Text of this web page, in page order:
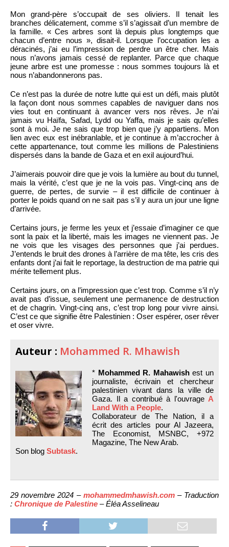
Mon grand-père s’occupait de ses oliviers. Il tenait les
branches délicatement, comme s’il s’agissait d’un membre de
la famille. « Ces arbres sont là depuis plus longtemps que
chacun d’entre nous », disait-il. Lorsque l’occupation les a
déracinés, j’ai eu l’impression de perdre un être cher. Mais
nous n’avons jamais cessé de replanter. Parce que chaque
jeune arbre est une promesse : nous sommes toujours là et
nous n’abandonnerons pas.
Ce n’est pas la durée de notre lutte qui est un défi, mais plutôt
la façon dont nous sommes capables de naviguer dans nos
vies tout en continuant à avancer vers nos rêves. Je n’ai
jamais vu Haïfa, Safad, Lydd ou Yaffa, mais je sais qu’elles
sont à moi. Je ne sais que trop bien que j’y appartiens. Mon
lien avec eux est inébranlable, et je continue à m’accrocher à
cette appartenance, tout comme les millions de Palestiniens
dispersés dans la bande de Gaza et en exil aujourd’hui.
J’aimerais pouvoir dire que je vois la lumière au bout du tunnel,
mais la vérité, c’est que je ne la vois pas. Vingt-cinq ans de
guerre, de pertes, de survie – il est difficile de continuer à
porter le poids quand on ne sait pas s’il y aura un jour une ligne
d’arrivée.
Certains jours, je ferme les yeux et j’essaie d’imaginer ce que
sont la paix et la liberté, mais les images ne viennent pas. Je
ne vois que les visages des personnes que j’ai perdues.
J’entends le bruit des drones à l’arrière de ma tête, les cris des
enfants dont j’ai fait le reportage, la destruction de ma patrie qui
mérite tellement plus.
Certains jours, on a l’impression que c’est trop. Comme s’il n’y
avait pas d’issue, seulement une permanence de destruction
et de chagrin. Vingt-cinq ans, c’est trop long pour vivre ainsi.
C’est ce que signifie être Palestinien : Oser espérer, oser rêver
et oser vivre.
Auteur : Mohammed R. Mhawish
* Mohammed R. Mahawishest un
journaliste, écrivain et chercheur
palestinien vivant dans la ville de
Gaza. Il a contribué à l'ouvrage A
Land With a People.
Collaborateur de The Nation, il a
écrit des articles pour Al Jazeera,
The Economist, MSNBC, +972
Magazine, The New Arab.
Son blog Subtask.
29 novembre 2024 – mohammedmhawish.com– Traduction
: Chronique de Palestine – Éléa Asselineau